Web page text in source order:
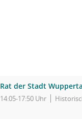
Rat der Stadt
14:05-17:50 Uhr